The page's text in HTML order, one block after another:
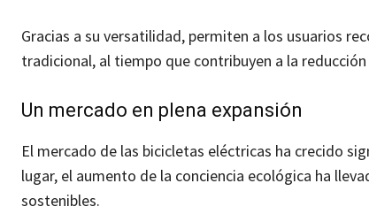
Gracias a su versatilidad, permiten a los usuarios
tradicional, al tiempo que contribuyen a la
Un mercado en plena expansión
El mercado de las bicicletas eléctricas ha crecido
lugar, el aumento de la conciencia ecológica ha
sostenibles.